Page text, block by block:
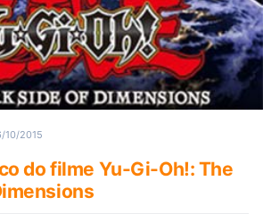
10/2015
do filme Yu-Gi-Oh!: The